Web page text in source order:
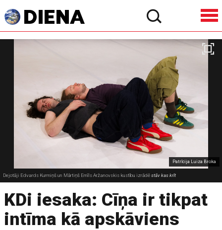
Patrīcija Luiza Broka
Dejotāji Edvards Kurmiņš un Mārtiņš Emīls Aržanovskis kustību izrādēstāv kas krīt
KDi iesaka: Cīņa ir tikpat
intīma kā apskāviens